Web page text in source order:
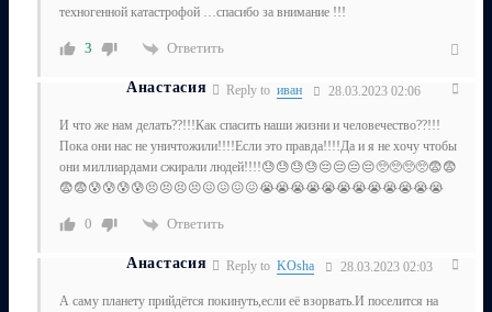
техногенной катастрофой …спасибо за внимание !!!
3 Ответить
Анастасия Reply toиван 28.03.2023 02:06
И что же нам делать??!!!Как спасить наши жизни и человечество??!!!
Пока они нас не уничтожили!!!!Если это правда!!!!Да и я не хочу чтобы
они миллиардами сжирали людей!!!!😓😓😓😓😔😔😔😔🥺🥺🥺🥺😨😨
😨😨😰😰😰😰😣😣😣😣😖😖😖😖😭😭😭😭😭😭😭😭😭😭😭😭
0 Ответить
Анастасия Reply toKOsha 28.03.2023 02:03
А саму планету прийдётся покинуть,если её взорвать.И поселится на